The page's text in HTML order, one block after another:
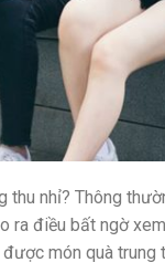
thu nhỉ? Thông
ra điều bất ngờ
món quà trung